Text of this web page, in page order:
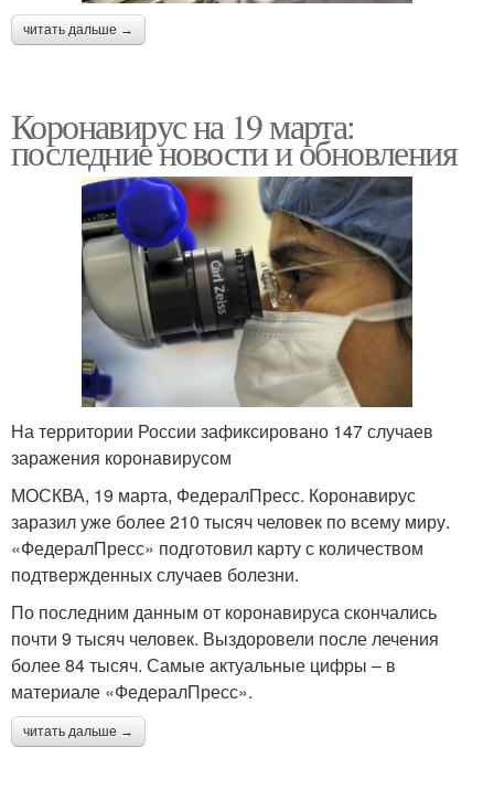
читать дальше →
Коронавирус на 19 марта:
последние новости и обновления
На территории России зафиксировано 147 случаев
заражения коронавирусом
МОСКВА, 19 марта, ФедералПресс. Коронавирус
заразил уже более 210 тысяч человек по всему миру.
«ФедералПресс» подготовил карту с количеством
подтвержденных случаев болезни.
По последним данным от коронавируса скончались
почти 9 тысяч человек. Выздоровели после лечения
более 84 тысяч. Самые актуальные цифры – в
материале «ФедералПресс».
читать дальше →